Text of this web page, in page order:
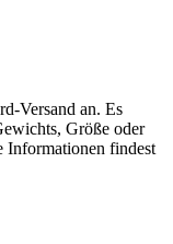
Versand an. Es
Größe oder
Informationen findest